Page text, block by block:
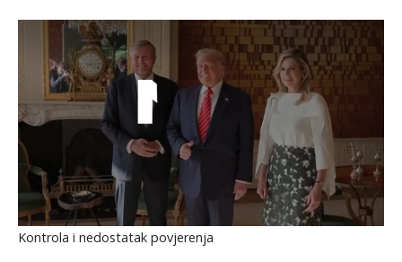
Kontrola i nedostatak povjerenja